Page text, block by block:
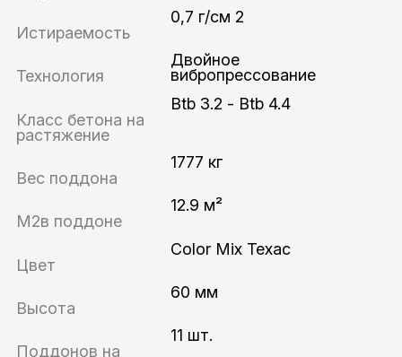
Истираемость
0,7 г/см 2
Технология
Двойное
вибропрессование
Класс бетона на
растяжение
Btb 3.2 - Btb 4.4
Вес поддона
1777 кг
М2в поддоне
12.9 м²
Цвет
Color Mix Техас
Высота
60 мм
Поддонов на
11 шт.